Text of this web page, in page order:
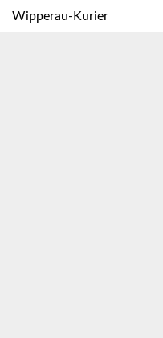
Wipperau-Kurier